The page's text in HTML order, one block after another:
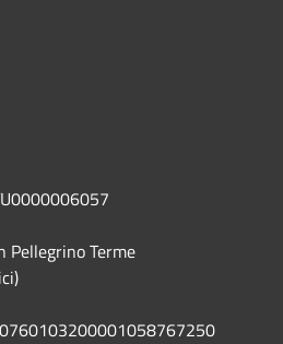
Pellegrino Terme